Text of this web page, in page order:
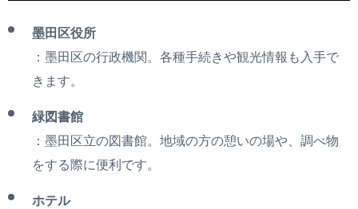
墨田区役所
：墨田区の行政機関。各種手続きや観光情報も入手で
きます。
緑図書館
：墨田区立の図書館。地域の方の憩いの場や、調べ物
をする際に便利です。
ホテル